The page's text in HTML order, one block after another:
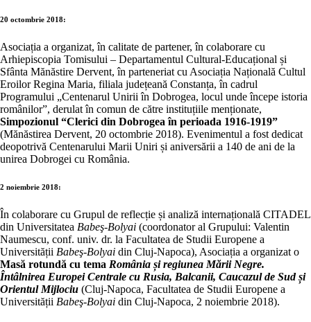
20 octombrie 2018:
Asociația a organizat, în calitate de partener, în colaborare cu
Arhiepiscopia Tomisului – Departamentul Cultural-Educațional și
Sfânta Mănăstire Dervent, în parteneriat cu Asociația Națională Cultul
Eroilor Regina Maria, filiala județeană Constanța, în cadrul
Programului „Centenarul Unirii în Dobrogea, locul unde începe istoria
românilor”, derulat în comun de către instituțiile menționate,
Simpozionul “Clerici din Dobrogea în perioada 1916-1919”
(Mănăstirea Dervent, 20 octombrie 2018). Evenimentul a fost dedicat
deopotrivă Centenarului Marii Uniri și aniversării a 140 de ani de la
unirea Dobrogei cu România.
2 noiembrie 2018:
În colaborare cu Grupul de reflecție și analiză internațională CITADEL
din Universitatea Babeş-Bolyai (coordonator al Grupului: Valentin
Naumescu, conf. univ. dr. la Facultatea de Studii Europene a
Universității Babeş-Bolyai din Cluj-Napoca), Asociația a organizat o
Masă rotundă cu tema România și regiunea Mării Negre.
Întâlnirea Europei Centrale cu Rusia, Balcanii, Caucazul de Sud și
Orientul Mijlociu (Cluj-Napoca, Facultatea de Studii Europene a
Universității Babeş-Bolyai din Cluj-Napoca, 2 noiembrie 2018).